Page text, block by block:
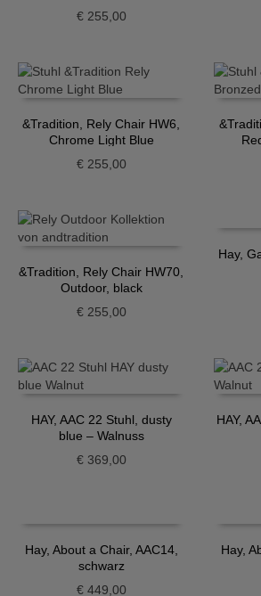
€255,00
&Tradition, Rely Chair HW6,
Chrome Light Blue
€255,00
&Tradition, Rely Chair HW70,
Outdoor, black
€255,00
Hay,
HAY, AAC 22 Stuhl, dusty
blue – Walnuss
€369,00
HAY,
Hay, About a Chair, AAC14,
schwarz
€449,00
Hay,